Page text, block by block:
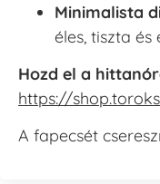
Minimalista
éles, tiszta
Hozd el a
https://
A fapecsét